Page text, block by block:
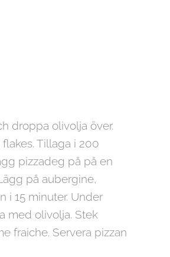
droppa olivolja över.
Tillaga i 200
pizzadeg på på en
på aubergine,
i 15 minuter. Under
med olivolja. Stek
fraiche. Servera pizzan